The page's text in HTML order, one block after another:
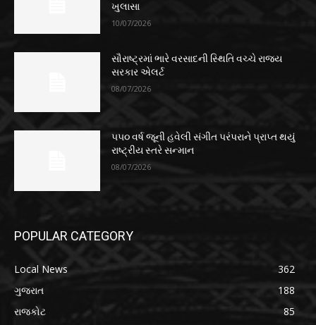
ખુલાસા
10/07/2026
સૌરાષ્ટ્રમાં ભારે વરસાદની સ્થિતિ વચ્ચે રાજ્ય
સરકાર એલર્ટ
08/07/2026
૫૫૦ વર્ષ જૂની હવેલી સંગીત પરંપરાને પ્રાપ્ત થયું
રાષ્ટ્રીય સ્તરે સન્માન
08/07/2026
POPULAR CATEGORY
Local News
362
ગુજરાત
188
રાજકોટ
85